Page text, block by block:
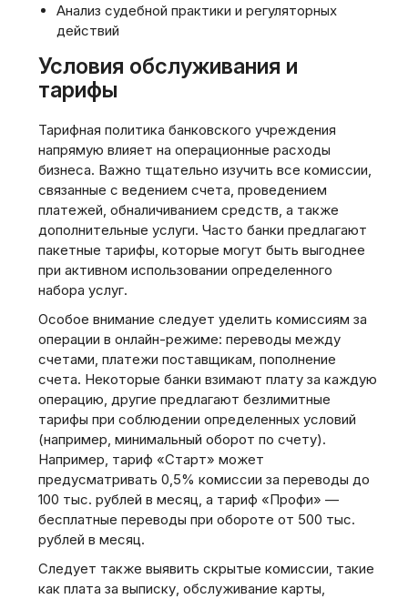
Анализ судебной практики и регуляторных
действий
Условия обслуживания и
тарифы
Тарифная политика банковского учреждения
напрямую влияет на операционные расходы
бизнеса. Важно тщательно изучить все комиссии,
связанные с ведением счета, проведением
платежей, обналичиванием средств, а также
дополнительные услуги. Часто банки предлагают
пакетные тарифы, которые могут быть выгоднее
при активном использовании определенного
набора услуг.
Особое внимание следует уделить комиссиям за
операции в онлайн-режиме: переводы между
счетами, платежи поставщикам, пополнение
счета. Некоторые банки взимают плату за каждую
операцию, другие предлагают безлимитные
тарифы при соблюдении определенных условий
(например, минимальный оборот по счету).
Например, тариф «Старт» может
предусматривать 0,5% комиссии за переводы до
100 тыс. рублей в месяц, а тариф «Профи» —
бесплатные переводы при обороте от 500 тыс.
рублей в месяц.
Следует также выявить скрытые комиссии, такие
как плата за выписку, обслуживание карты,